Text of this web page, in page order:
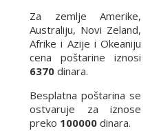
Za zemlje Amerike,
Australiju, Novi Zeland,
Afrike i Azije i Okeaniju
cena poštarine iznosi
6370 dinara.
Besplatna poštarina se
ostvaruje za iznose
preko 100000 dinara.